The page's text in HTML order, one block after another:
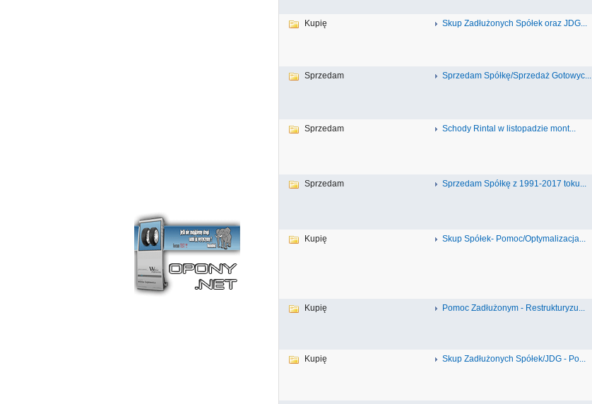
Kupię Skup Zadłużonych Spółek oraz JDG...
Sprzedam Sprzedam Spółkę/Sprzedaż Gotowyc...
Sprzedam Schody Rintal w listopadzie mont...
Sprzedam Sprzedam Spółkę z 1991-2017 toku...
Kupię Skup Spółek- Pomoc/Optymalizacja...
Kupię Pomoc Zadłużonym - Restrukturyzu...
Kupię Skup Zadłużonych Spółek/JDG - Po...